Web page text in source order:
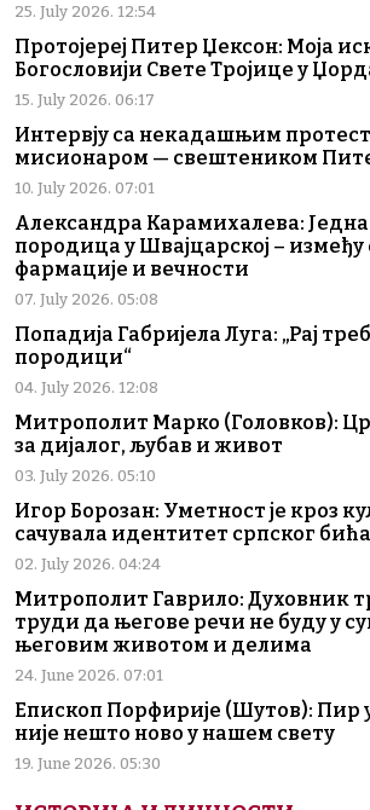
25. July 2026. 12:54
Протојереј Питер Џексон: Моја
Богословији Свете Тројице у
15. July 2026. 06:17
Интервју са некадашњим
мисионаром — свештеником
10. July 2026. 07:01
Александра Карамихалева:
породица у Швајцарској – између
фармације и вечности
07. July 2026. 05:08
Попадија Габријела Луга: „Рај
породици“
04. July 2026. 12:08
Митрополит Марко (Головков):
за дијалог, љубав и живот
03. July 2026. 05:10
Игор Борозан: Уметност је кроз
сачувала идентитет српског бића
02. July 2026. 04:24
Митрополит Гаврило: Духовник
труди да његове речи не буду у
његовим животом и делима
24. June 2026. 07:01
Епископ Порфирије (Шутов): Пир
није нешто ново у нашем свету
19. June 2026. 05:30